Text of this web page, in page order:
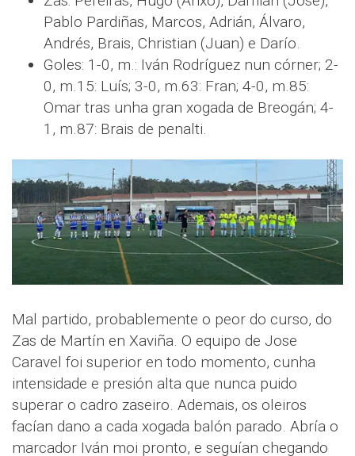
Pablo Pardiñas, Marcos, Adrián, Álvaro,
Andrés, Brais, Christian (Juan) e Darío.
Goles: 1-0, m.: Iván Rodríguez nun córner; 2-
0, m.15: Luís; 3-0, m.63: Fran; 4-0, m.85:
Omar tras unha gran xogada de Breogán; 4-
1, m.87: Brais de penalti.
Mal partido, probablemente o peor do curso, do
Zas de Martín en Xaviña. O equipo de Jose
Caravel foi superior en todo momento, cunha
intensidade e presión alta que nunca puido
superar o cadro zaseiro. Ademais, os oleiros
facían dano a cada xogada balón parado. Abría o
marcador Iván moi pronto, e seguían chegando